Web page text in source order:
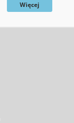
Więcej